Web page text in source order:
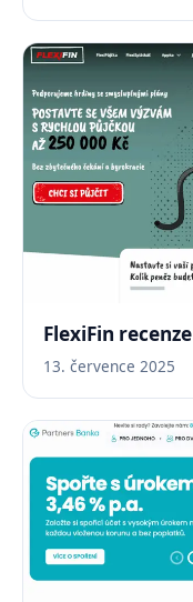
FlexiFin recenze
13. července 2025